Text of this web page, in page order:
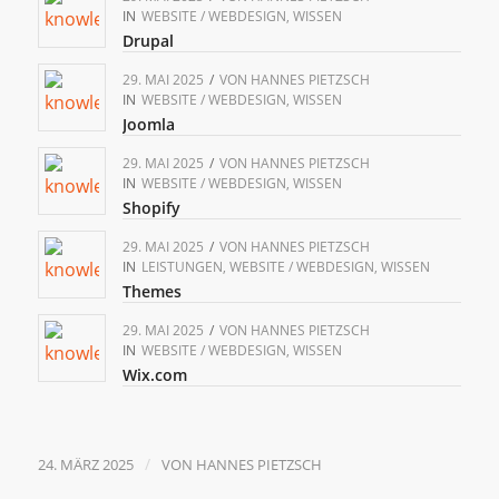
IN WEBSITE / WEBDESIGN, WISSEN
Drupal
29. MAI 2025 / VON HANNES PIETZSCH
IN WEBSITE / WEBDESIGN, WISSEN
Joomla
29. MAI 2025 / VON HANNES PIETZSCH
IN WEBSITE / WEBDESIGN, WISSEN
Shopify
29. MAI 2025 / VON HANNES PIETZSCH
IN LEISTUNGEN, WEBSITE / WEBDESIGN, WISSEN
Themes
29. MAI 2025 / VON HANNES PIETZSCH
IN WEBSITE / WEBDESIGN, WISSEN
Wix.com
24. MÄRZ 2025 / VON HANNES PIETZSCH